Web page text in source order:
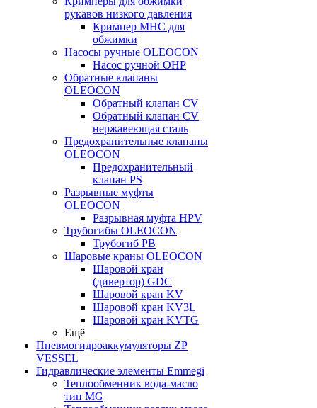
рукавов низкого давления
Кримпер MHC для
обжимки
Насосы ручные OLEOCON
Насос ручной OHP
Обратные клапаны
OLEOCON
Обратный клапан CV
Обратный клапан CV
нержавеющая сталь
Предохранительные клапаны
OLEOCON
Предохранительный
клапан PS
Разрывные муфты
OLEOCON
Разрывная муфта HPV
Трубогибы OLEOCON
Трубогиб PB
Шаровые краны OLEOCON
Шаровой кран
(дивертор) GDC
Шаровой кран KV
Шаровой кран KV3L
Шаровой кран KVTG
Ещё
Пневмогидроаккумуляторы ZP
VESSEL
Гидравлические элементы Emmegi
Теплообменник вода-масло
тип MG